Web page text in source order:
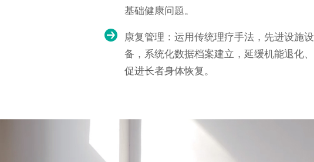
基础健康问题。
康复管理：运用传统理疗手法，先进设施设
备，系统化数据档案建立，延缓机能退化、
促进长者身体恢复。